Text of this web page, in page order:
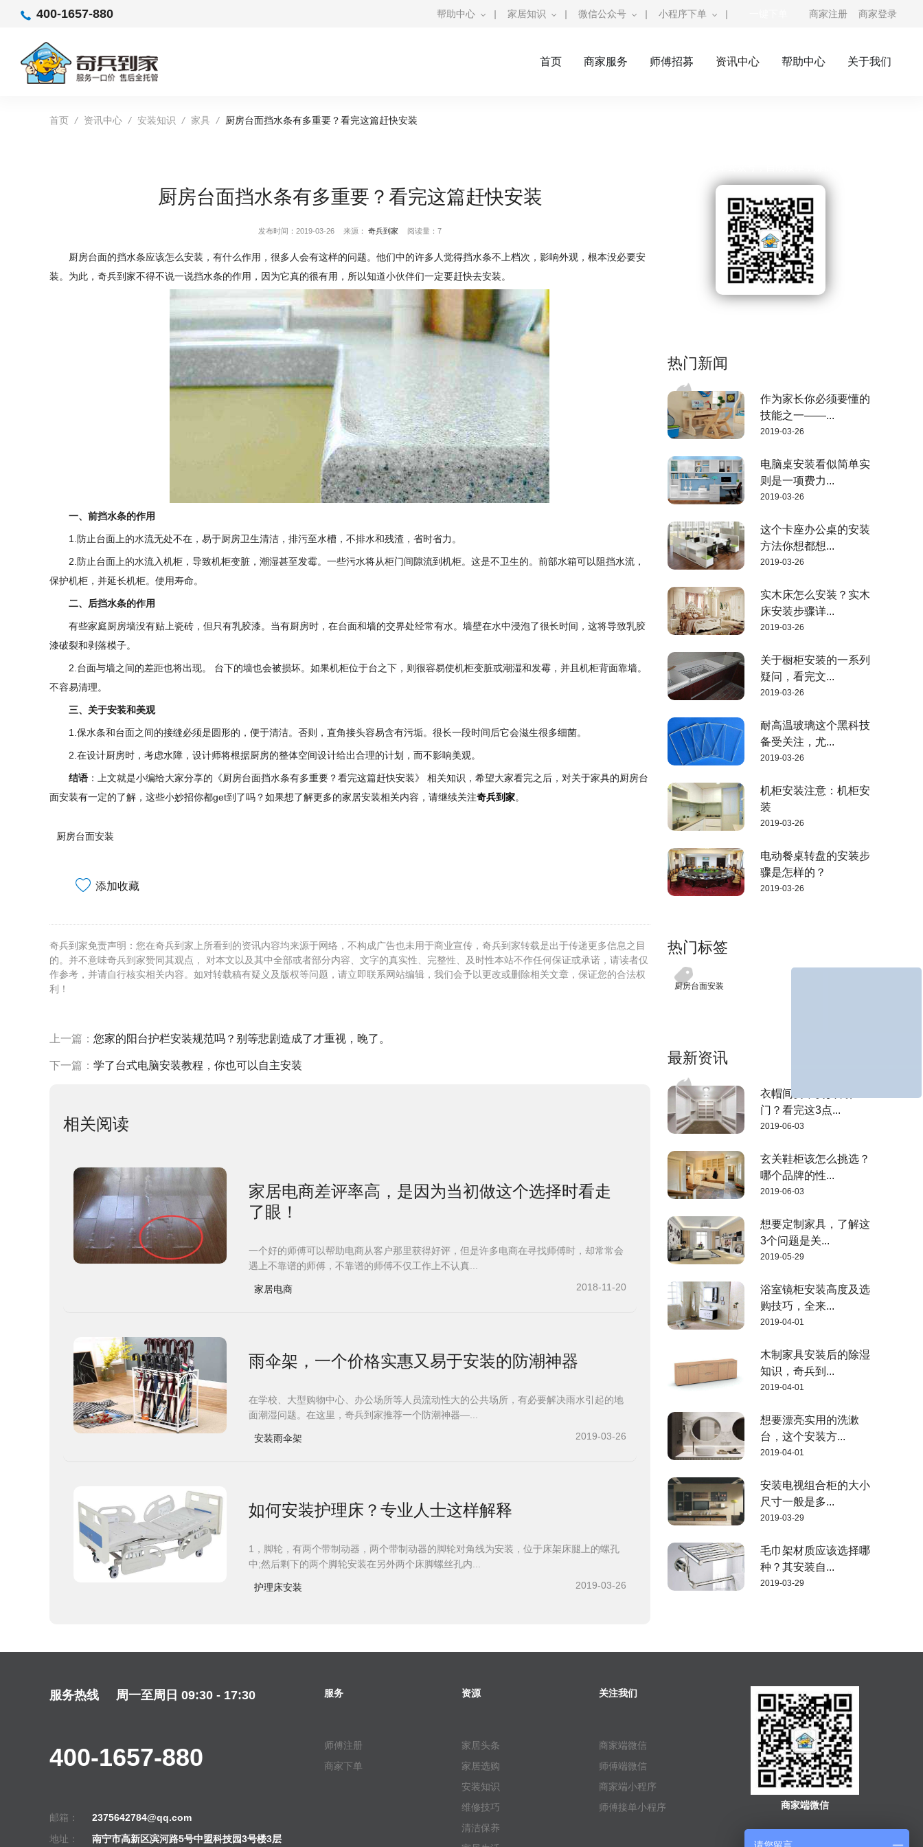
400-1657-880 帮助中心 | 家居知识 | 微信公众号 | 小程序下单 | 商家注册 商家登录
首页 商家服务 师傅招募 资讯中心 帮助中心 关于我们
首页 / 资讯中心 / 安装知识 / 家具 / 厨房台面挡水条有多重要？看完这篇赶快安装
厨房台面挡水条有多重要？看完这篇赶快安装
发布时间：2019-03-26 来源： 奇兵到家 阅读量：7
厨房台面的挡水条应该怎么安装，有什么作用，很多人会有这样的问题。他们中的许多人觉得挡水条不上档次，影响外观，根本没必要安
装。为此，奇兵到家不得不说一说挡水条的作用，因为它真的很有用，所以知道小伙伴们一定要赶快去安装。
一、前挡水条的作用
1.防止台面上的水流无处不在，易于厨房卫生清洁，排污至水槽，不排水和残渣，省时省力。
2.防止台面上的水流入机柜，导致机柜变脏，潮湿甚至发霉。一些污水将从柜门间隙流到机柜。这是不卫生的。前部水箱可以阻挡水流，
保护机柜，并延长机柜。使用寿命。
二、后挡水条的作用
有些家庭厨房墙没有贴上瓷砖，但只有乳胶漆。当有厨房时，在台面和墙的交界处经常有水。墙壁在水中浸泡了很长时间，这将导致乳胶
漆破裂和剥落模子。
2.台面与墙之间的差距也将出现。 台下的墙也会被损坏。如果机柜位于台之下，则很容易使机柜变脏或潮湿和发霉，并且机柜背面靠墙。
不容易清理。
三、关于安装和美观
1.保水条和台面之间的接缝必须是圆形的，便于清洁。否则，直角接头容易含有污垢。很长一段时间后它会滋生很多细菌。
2.在设计厨房时，考虑水障，设计师将根据厨房的整体空间设计给出合理的计划，而不影响美观。
结语 ：上文就是小编给大家分享的《厨房台面挡水条有多重要？看完这篇赶快安装》 相关知识，希望大家看完之后，对关于家具的厨房台
面安装有一定的了解，这些小妙招你都get到了吗？如果想了解更多的家居安装相关内容，请继续关注奇兵到家。
厨房台面安装
添加收藏
奇兵到家免责声明：您在奇兵到家上所看到的资讯内容均来源于网络，不构成广告也未用于商业宣传，奇兵到家转载是出于传递更多信息之目
的。并不意味奇兵到家赞同其观点， 对本文以及其中全部或者部分内容、文字的真实性、完整性、及时性本站不作任何保证或承诺，请读者仅
作参考，并请自行核实相关内容。如对转载稿有疑义及版权等问题，请立即联系网站编辑，我们会予以更改或删除相关文章，保证您的合法权
利！
上一篇： 您家的阳台护栏安装规范吗？别等悲剧造成了才重视，晚了。
下一篇： 学了台式电脑安装教程，你也可以自主安装
相关阅读
家居电商差评率高，是因为当初做这个选择时看走
了眼！
一个好的师傅可以帮助电商从客户那里获得好评，但是许多电商在寻找师傅时，却常常会
遇上不靠谱的师傅，不靠谱的师傅不仅工作上不认真...
家居电商 2018-11-20
雨伞架，一个价格实惠又易于安装的防潮神器
在学校、大型购物中心、办公场所等人员流动性大的公共场所，有必要解决雨水引起的地
面潮湿问题。在这里，奇兵到家推荐一个防潮神器—...
安装雨伞架 2019-03-26
如何安装护理床？专业人士这样解释
1，脚轮，有两个带制动器，两个带制动器的脚轮对角线为安装，位于床架床腿上的螺孔
中;然后剩下的两个脚轮安装在另外两个床脚螺丝孔内...
护理床安装 2019-03-26
热门新闻
作为家长你必须要懂的
技能之一——...
2019-03-26
电脑桌安装看似简单实
则是一项费力...
2019-03-26
这个卡座办公桌的安装
方法你想都想...
2019-03-26
实木床怎么安装？实木
床安装步骤详...
2019-03-26
关于橱柜安装的一系列
疑问，看完文...
2019-03-26
耐高温玻璃这个黑科技
备受关注，尤...
2019-03-26
机柜安装注意：机柜安
装
2019-03-26
电动餐桌转盘的安装步
骤是怎样的？
2019-03-26
热门标签
厨房台面安装
最新资讯
衣帽间要不要安装柜
门？看完这3点...
2019-06-03
玄关鞋柜该怎么挑选？
哪个品牌的性...
2019-06-03
想要定制家具，了解这
3个问题是关...
2019-05-29
浴室镜柜安装高度及选
购技巧，全来...
2019-04-01
木制家具安装后的除湿
知识，奇兵到...
2019-04-01
想要漂亮实用的洗漱
台，这个安装方...
2019-04-01
安装电视组合柜的大小
尺寸一般是多...
2019-03-29
毛巾架材质应该选择哪
种？其安装自...
2019-03-29
服务热线 周一至周日 09:30 - 17:30
400-1657-880
邮箱：
2375642784@qq.com
地址：
南宁市高新区滨河路5号中盟科技园3号楼3层
服务
师傅注册
商家下单
资源
家居头条
家居选购
安装知识
维修技巧
清洁保养
关注我们
商家端微信
师傅端微信
商家端小程序
师傅接单小程序
商家端微信